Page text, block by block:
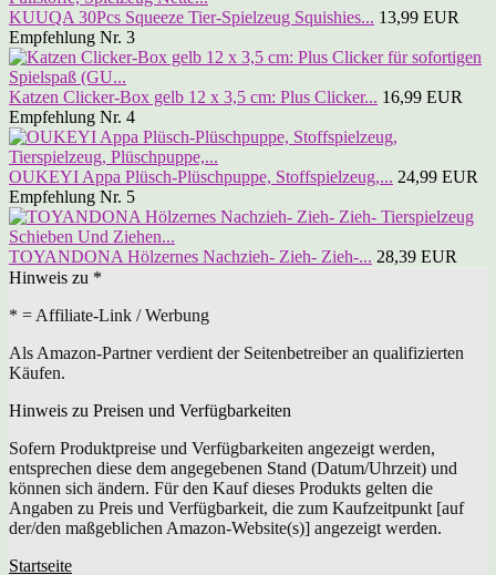
KUUQA 30Pcs Squeeze Tier-Spielzeug Squishies... 13,99 EUR
Empfehlung Nr. 3
Katzen Clicker-Box gelb 12 x 3,5 cm: Plus Clicker... 16,99 EUR
Empfehlung Nr. 4
OUKEYI Appa Plüsch-Plüschpuppe, Stoffspielzeug,... 24,99 EUR
Empfehlung Nr. 5
TOYANDONA Hölzernes Nachzieh- Zieh- Zieh-... 28,39 EUR
Hinweis zu *
* = Affiliate-Link / Werbung
Als Amazon-Partner verdient der Seitenbetreiber an qualifizierten
Käufen.
Hinweis zu Preisen und Verfügbarkeiten
Sofern Produktpreise und Verfügbarkeiten angezeigt werden,
entsprechen diese dem angegebenen Stand (Datum/Uhrzeit) und
können sich ändern. Für den Kauf dieses Produkts gelten die
Angaben zu Preis und Verfügbarkeit, die zum Kaufzeitpunkt [auf
der/den maßgeblichen Amazon-Website(s)] angezeigt werden.
Startseite